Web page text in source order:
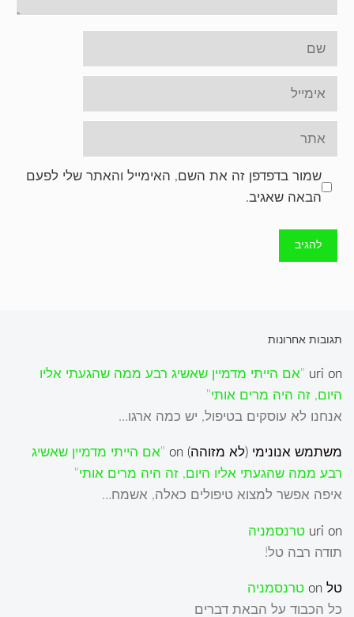
שמור בדפדפן זה את השם, האימייל והאתר שלי לפעם
הבאה שאגיב.
תגובות אחרונות
uri on
"אם הייתי מדמיין שאשיג רבע ממה שהגעתי אליו
היום, זה היה מרים אותי"
אנחנו לא עוסקים בטיפול, יש כמה ארגו…
משתמש אנונימי (לא מזוהה) on "אם הייתי מדמיין שאשיג
רבע ממה שהגעתי אליו היום, זה היה מרים אותי"
איפה אפשר למצוא טיפולים כאלה, אשמח…
uri on
טרנסמניה
תודה רבה טל!
טל on טרנסמניה
כל הכבוד על הבאת דברים